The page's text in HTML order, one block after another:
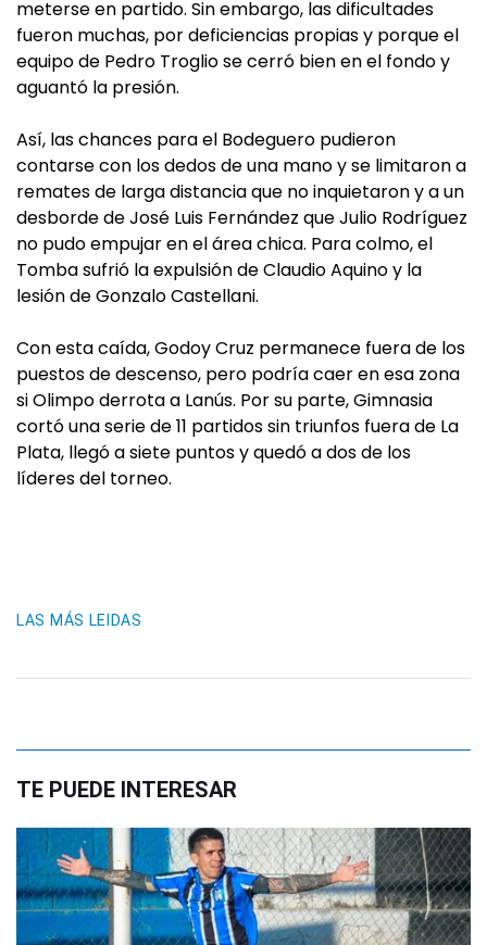
meterse en partido. Sin embargo, las dificultades
fueron muchas, por deficiencias propias y porque el
equipo de Pedro Troglio se cerró bien en el fondo y
aguantó la presión.
Así, las chances para el Bodeguero pudieron
contarse con los dedos de una mano y se limitaron a
remates de larga distancia que no inquietaron y a un
desborde de José Luis Fernández que Julio Rodríguez
no pudo empujar en el área chica. Para colmo, el
Tomba sufrió la expulsión de Claudio Aquino y la
lesión de Gonzalo Castellani.
Con esta caída, Godoy Cruz permanece fuera de los
puestos de descenso, pero podría caer en esa zona
si Olimpo derrota a Lanús. Por su parte, Gimnasia
cortó una serie de 11 partidos sin triunfos fuera de La
Plata, llegó a siete puntos y quedó a dos de los
líderes del torneo.
LAS MÁS LEIDAS
TE PUEDE INTERESAR